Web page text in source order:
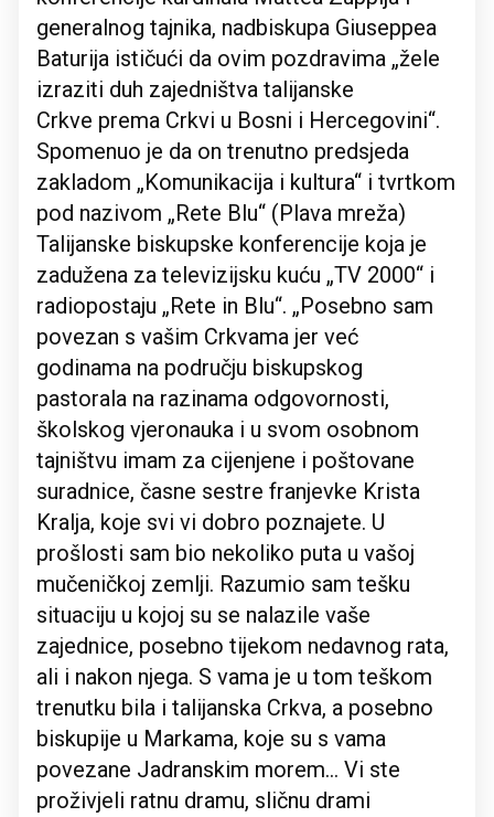
generalnog tajnika, nadbiskupa Giuseppea
Baturija ističući da ovim pozdravima „žele
izraziti duh zajedništva talijanske
Crkve prema Crkvi u Bosni i Hercegovini“.
Spomenuo je da on trenutno predsjeda
zakladom „Komunikacija i kultura“ i tvrtkom
pod nazivom „Rete Blu“ (Plava mreža)
Talijanske biskupske konferencije koja je
zadužena za televizijsku kuću „TV 2000“ i
radiopostaju „Rete in Blu“. „Posebno sam
povezan s vašim Crkvama jer već
godinama na području biskupskog
pastorala na razinama odgovornosti,
školskog vjeronauka i u svom osobnom
tajništvu imam za cijenjene i poštovane
suradnice, časne sestre franjevke Krista
Kralja, koje svi vi dobro poznajete. U
prošlosti sam bio nekoliko puta u vašoj
mučeničkoj zemlji. Razumio sam tešku
situaciju u kojoj su se nalazile vaše
zajednice, posebno tijekom nedavnog rata,
ali i nakon njega. S vama je u tom teškom
trenutku bila i talijanska Crkva, a posebno
biskupije u Markama, koje su s vama
povezane Jadranskim morem… Vi ste
proživjeli ratnu dramu, sličnu drami